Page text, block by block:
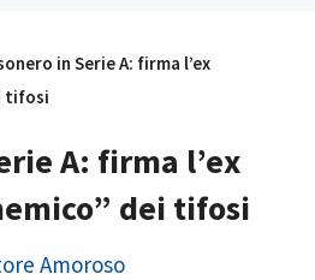
in Serie A: firma l’ex
tifosi
A: firma l’ex
dei tifosi
Amoroso